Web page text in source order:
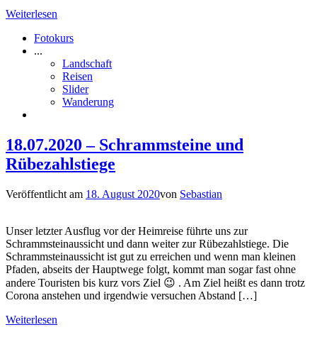
Weiterlesen
Fotokurs
...
Landschaft
Reisen
Slider
Wanderung
18.07.2020 – Schrammsteine und
Rübezahlstiege
Veröffentlicht am 18. August 2020von Sebastian
Unser letzter Ausflug vor der Heimreise führte uns zur
Schrammsteinaussicht und dann weiter zur Rübezahlstiege. Die
Schrammsteinaussicht ist gut zu erreichen und wenn man kleinen
Pfaden, abseits der Hauptwege folgt, kommt man sogar fast ohne
andere Touristen bis kurz vors Ziel 😉 . Am Ziel heißt es dann trotz
Corona anstehen und irgendwie versuchen Abstand […]
Weiterlesen